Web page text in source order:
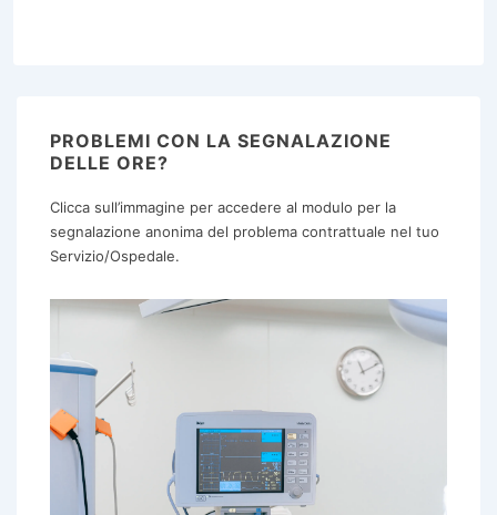
PROBLEMI CON LA SEGNALAZIONE
DELLE ORE?
Clicca sull’immagine per accedere al modulo per la
segnalazione anonima del problema contrattuale nel tuo
Servizio/Ospedale.